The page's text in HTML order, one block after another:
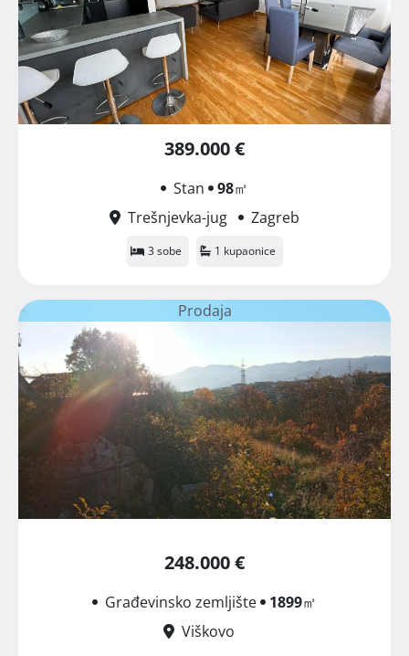
389.000 €
Stan 98㎡
Trešnjevka-jug
Zagreb
3 sobe 1 kupaonice
Prodaja
248.000 €
Građevinsko zemljište 1899㎡
Viškovo